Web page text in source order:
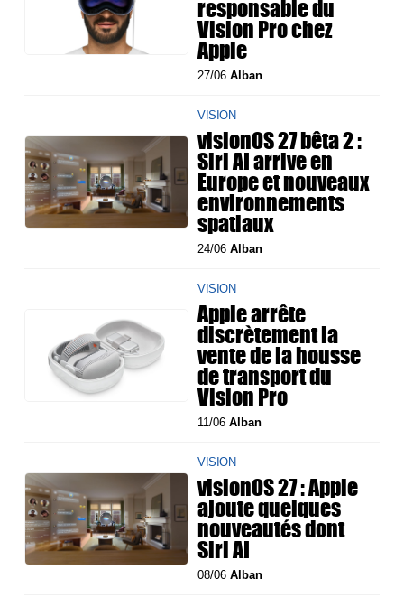
responsable du
Vision Pro chez
Apple
27/06Alban
VISION
visionOS 27 bêta 2 :
Siri AI arrive en
Europe et nouveaux
environnements
spatiaux
24/06Alban
VISION
Apple arrête
discrètement la
vente de la housse
de transport du
Vision Pro
11/06Alban
VISION
visionOS 27 : Apple
ajoute quelques
nouveautés dont
Siri AI
08/06Alban